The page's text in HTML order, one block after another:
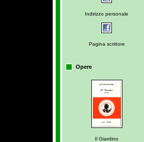
Indirizzo personale
Pagina scrittore
Opere
Il Giardino